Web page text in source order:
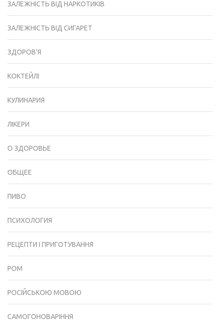
ЗАЛЕЖНІСТЬ ВІД НАРКОТИКІВ
ЗАЛЕЖНІСТЬ ВІД СИГАРЕТ
ЗДОРОВ'Я
КОКТЕЙЛІ
КУЛИНАРИЯ
ЛІКЕРИ
О ЗДОРОВЬЕ
ОБЩЕЕ
ПИВО
ПСИХОЛОГИЯ
РЕЦЕПТИ І ПРИГОТУВАННЯ
РОМ
РОСІЙСЬКОЮ МОВОЮ
САМОГОНОВАРІННЯ